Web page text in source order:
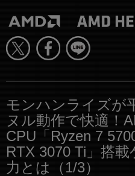
モンハンライズが
ヌル動作で快適！
CPU「Ryzen 7
RTX 3070 Ti」搭
力とは（1/3）